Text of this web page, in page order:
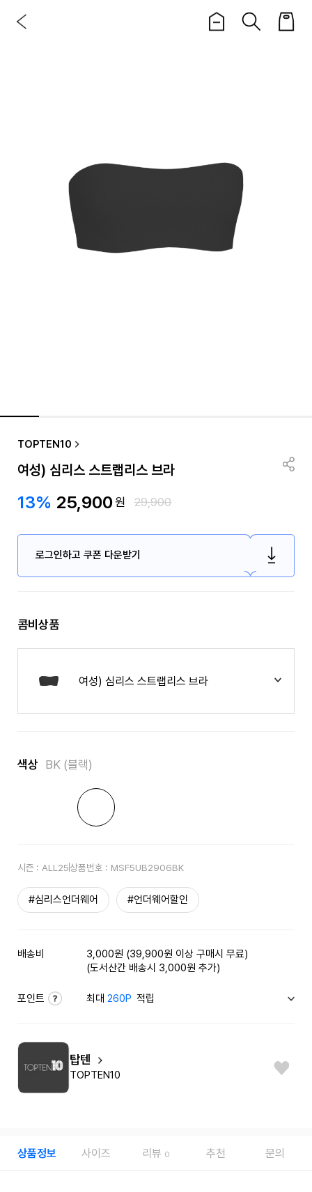
TOPTEN10
여성) 심리스 스트랩리스 브라
13% 25,900원 29,900
로그인하고 쿠폰 다운받기
콤비상품
여성) 심리스 스트랩리스 브라
색상 BK (블랙)
시즌 : ALL25상품번호 : MSF5UB2906BK
#심리스언더웨어 #언더웨어할인
배송비
3,000원 (39,900원 이상 구매시 무료)
(도서산간 배송시 3,000원 추가)
포인트 최대260P 적립
탑텐
TOPTEN10
상품정보 사이즈 리뷰 0 추천 문의